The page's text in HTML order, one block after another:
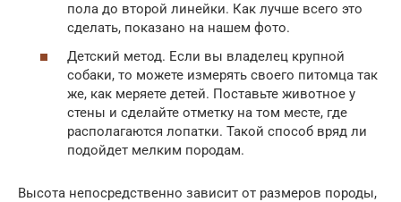
пола до второй линейки. Как лучше всего это
сделать, показано на нашем фото.
Детский метод. Если вы владелец крупной
собаки, то можете измерять своего питомца так
же, как меряете детей. Поставьте животное у
стены и сделайте отметку на том месте, где
располагаются лопатки. Такой способ вряд ли
подойдет мелким породам.
Высота непосредственно зависит от размеров породы,